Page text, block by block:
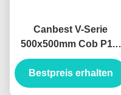
Canbest V-Serie
500x500mm Cob P1.2
P1.5 P1.9 P2.6 P2.9
Innenraum-
Rechtswinkel-LED-
Bestpreis erhalten